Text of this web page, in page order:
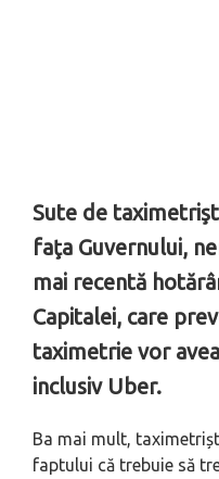
Sute de
faţa Guvernului,
mai recentă
Capitalei, care
taximetrie vor
inclusiv Uber.
Ba mai mult,
faptului că trebuie să